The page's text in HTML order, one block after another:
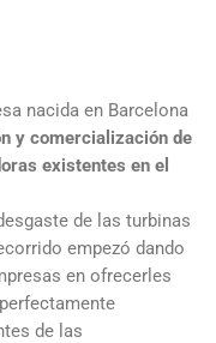
nacida en Barcelona
y comercialización de
existentes en el
de las turbinas
empezó dando
en ofrecerles
de las